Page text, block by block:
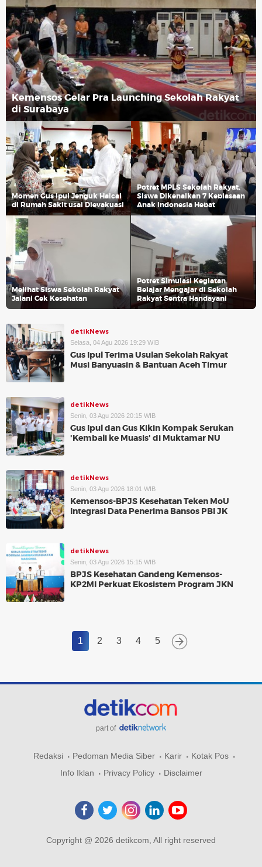
Kemensos Gelar Pra Launching Sekolah Rakyat
di Surabaya
Momen Gus Ipul Jenguk Haical
di Rumah Sakit usai Dievakuasi
Potret MPLS Sekolah Rakyat,
Siswa Dikenalkan 7 Kebiasaan
Anak Indonesia Hebat
Melihat Siswa Sekolah Rakyat
Jalani Cek Kesehatan
Potret Simulasi Kegiatan
Belajar Mengajar di Sekolah
Rakyat Sentra Handayani
detikNews
Selasa, 04 Agu 2026 19:29 WIB
Gus Ipul Terima Usulan Sekolah Rakyat
Musi Banyuasin & Bantuan Aceh Timur
detikNews
Senin, 03 Agu 2026 20:15 WIB
Gus Ipul dan Gus Kikin Kompak Serukan
'Kembali ke Muasis' di Muktamar NU
detikNews
Senin, 03 Agu 2026 18:01 WIB
Kemensos-BPJS Kesehatan Teken MoU
Integrasi Data Penerima Bansos PBI JK
detikNews
Senin, 03 Agu 2026 15:15 WIB
BPJS Kesehatan Gandeng Kemensos-
KP2MI Perkuat Ekosistem Program JKN
1 2 3 4 5
part of
Redaksi Pedoman Media Siber Karir
Kotak Pos
Info Iklan
Privacy Policy Disclaimer
Copyright @ 2026 detikcom, All right reserved